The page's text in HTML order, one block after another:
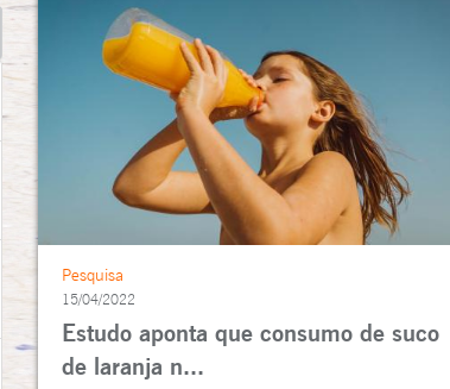
Pesquisa
15/04/2022
Estudo aponta que consumo de suco
de laranja n...